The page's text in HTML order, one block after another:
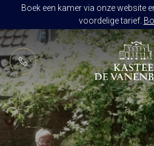
Boek een kamer via onze website
voordelige tarief.
NL
RESTAURANT DE VANENBURG
BRASSERIE DE HOEVE
CULINAIR GENIETEN ARRANGEMENT
KAMERS
ARRANGEMENTEN